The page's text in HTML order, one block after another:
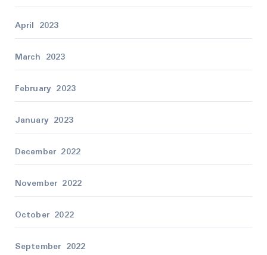
April 2023
March 2023
February 2023
January 2023
December 2022
November 2022
October 2022
September 2022